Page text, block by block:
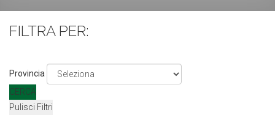
FILTRA PER:
Provincia
CERCA
Pulisci Filtri